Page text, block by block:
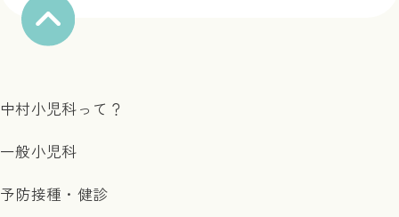
中村小児科って？
一般小児科
予防接種・健診